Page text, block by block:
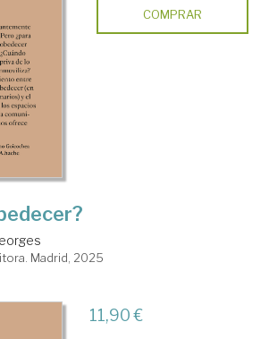
COMPRAR
Madrid, 2025
11,90 €